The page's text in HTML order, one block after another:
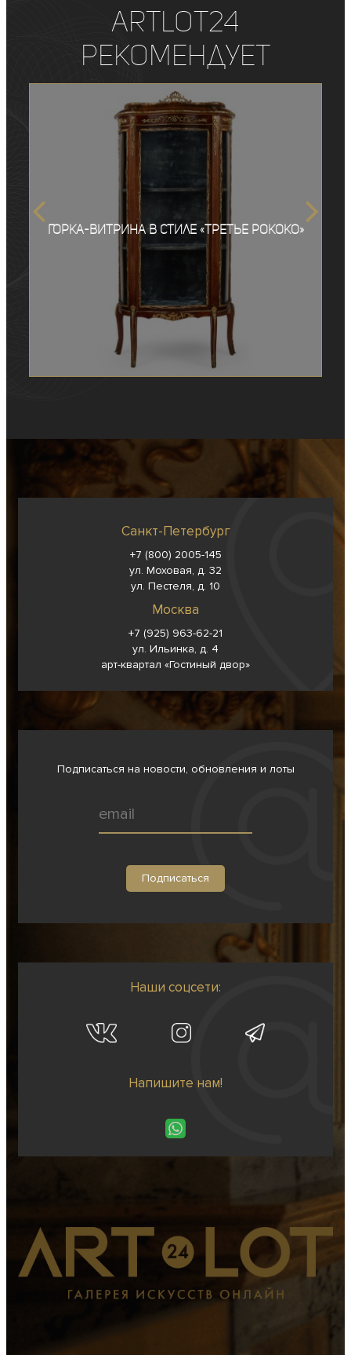
ArtLot24
рекомендует
Горка-витрина в стиле «третье рококо»
Санкт-Петербург
+7 (800) 2005-145
ул. Моховая, д. 32
ул. Пестеля, д. 10
Москва
+7 (925) 963-62-21
ул. Ильинка, д. 4
арт-квартал «Гостиный двор»
Подписаться на новости, обновления и лоты
Наши соцсети:
Напишите нам!